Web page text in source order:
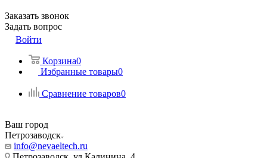
Заказать звонок
Задать вопрос
Войти
Корзина0
Избранные товары0
Сравнение товаров0
Ваш город
Петрозаводск
info@nevaeltech.ru